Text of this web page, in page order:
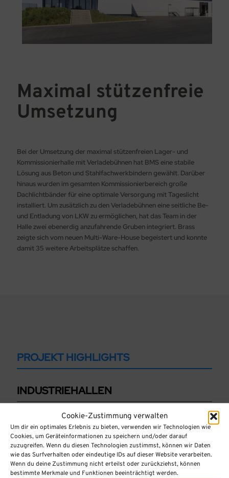
Cookie-Zustimmung verwalten
Um dir ein optimales Erlebnis zu bieten, verwenden wir Technologien wie
Cookies, um Geräteinformationen zu speichern und/oder darauf
zuzugreifen. Wenn du diesen Technologien zustimmst, können wir Daten
wie das Surfverhalten oder eindeutige IDs auf dieser Website verarbeiten.
Wenn du deine Zustimmung nicht erteilst oder zurückziehst, können
bestimmte Merkmale und Funktionen beeinträchtigt werden.
Maximal stützen­freie
Umsetzung
Bei der Umsetzung der maximal stützenfreien Lager- und
Kommissionierhalle mit Verladebühnen hat BMS eine stabile
Lösung aus Beton und Stahlfachwerkbindern gewählt. Darüber
hinaus wurden im gesamten Kommissionierbereich große
Dachlichtbänder für eine optimale Versorgung mit Tageslicht
installiert. Um zusätzlich zu den Verladebühnen eine seitliche Be-
und Entladung von LKW zu ermöglichen, hat das Team in der
Halle zwei ebenerdig anzufahrende Gruben integriert. Brass
zeigte sich vom neuen Multi-Ware-House begeistert und konnte
damit 35 weitere Arbeitsplätze schaffen.
PROJEKT HIGHLIGHTS
INDUSTRIEHALLEN
LOGISTIKHALLEN
VERWALTUNGSBAUTEN